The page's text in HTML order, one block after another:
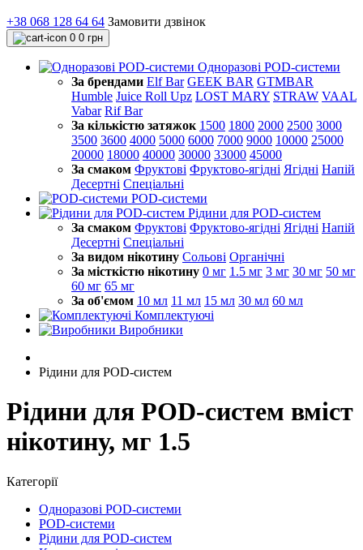
+38 068 128 64 64 Замовити дзвінок
0 0 грн
Одноразові POD-системи
За брендами Elf Bar GEEK BAR GTMBAR
Humble Juice Roll Upz LOST MARY STRAW VAAL
Vabar Rif Bar
За кількістю затяжок 1500 1800 2000 2500 3000
3500 3600 4000 5000 6000 7000 9000 10000 25000
20000 18000 40000 30000 33000 45000
За смаком Фруктові Фруктово-ягідні Ягідні Напій
Десертні Спеціальні
POD-системи
Рідини для POD-систем
За смаком Фруктові Фруктово-ягідні Ягідні Напій
Десертні Спеціальні
За видом нікотину Сольові Органічні
За місткістю нікотину 0 мг 1.5 мг 3 мг 30 мг 50 мг
60 мг 65 мг
За об'ємом 10 мл 11 мл 15 мл 30 мл 60 мл
Комплектуючі
Виробники
Рідини для POD-систем
Рідини для POD-систем вміст
нікотину, мг 1.5
Категорії
Одноразові POD-системи
POD-системи
Рідини для POD-систем